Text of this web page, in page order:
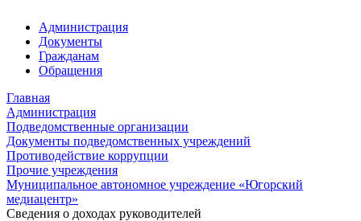
Администрация
Документы
Гражданам
Обращения
Главная
Администрация
Подведомственные организации
Документы подведомственных учреждений
Противодействие коррупции
Прочие учреждения
Муниципальное автономное учреждение «Югорский
медиацентр»
Сведения о доходах руководителей